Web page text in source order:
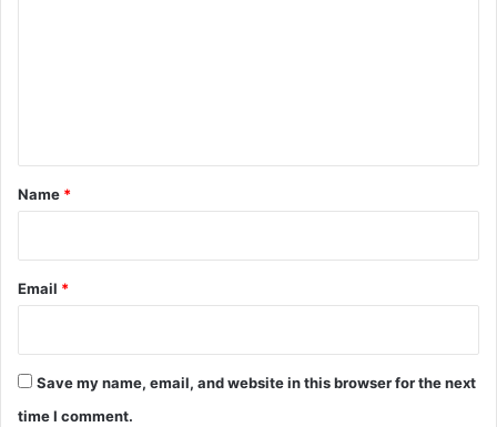
*
Name *
Email *
Save my name, email, and website in this browser for the next
time I comment.